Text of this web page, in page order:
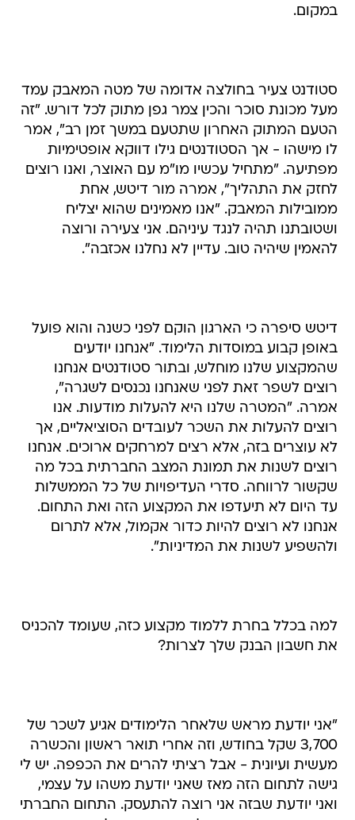
במקום.
סטודנט צעיר בחולצה אדומה של מטה המאבק עמד
מעל מכונת סוכר והכין צמר גפן מתוק לכל דורש. "זה
הטעם המתוק האחרון שתטעם במשך זמן רב", אמר
לו מישהו - אך הסטודנטים גילו דווקא אופטימיות
מפתיעה. "מתחיל עכשיו מו"מ עם האוצר, ואנו רוצים
לחזק את התהליך", אמרה מור דיטש, אחת
ממובילות המאבק. "אנו מאמינים שהוא יצליח
ושטובתנו תהיה לנגד עיניהם. אני צעירה ורוצה
להאמין שיהיה טוב. עדיין לא נחלנו אכזבה".
דיטש סיפרה כי הארגון הוקם לפני כשנה והוא פועל
באופן קבוע במוסדות הלימוד. "אנחנו יודעים
שהמקצוע שלנו מוחלש, ובתור סטודנטים אנחנו
רוצים לשפר זאת לפני שאנחנו נכנסים לשגרה",
אמרה. "המטרה שלנו היא להעלות מודעות. אנו
רוצים להעלות את השכר לעובדים הסוציאליים, אך
לא עוצרים בזה, אלא רצים למרחקים ארוכים. אנחנו
רוצים לשנות את תמונת המצב החברתית בכל מה
שקשור לרווחה. סדרי העדיפויות של כל הממשלות
עד היום לא תיעדפו את המקצוע הזה ואת התחום.
אנחנו לא רוצים להיות כדור אקמול, אלא לתרום
ולהשפיע לשנות את המדיניות".
למה בכלל בחרת ללמוד מקצוע כזה, שעומד להכניס
את חשבון הבנק שלך לצרות?
"אני יודעת מראש שלאחר הלימודים אגיע לשכר של
3,700 שקל בחודש, וזה אחרי תואר ראשון והכשרה
מעשית ועיונית - אבל רציתי להרים את הכפפה. יש לי
גישה לתחום הזה מאז שאני יודעת משהו על עצמי,
ואני יודעת שבזה אני רוצה להתעסק. התחום החברתי